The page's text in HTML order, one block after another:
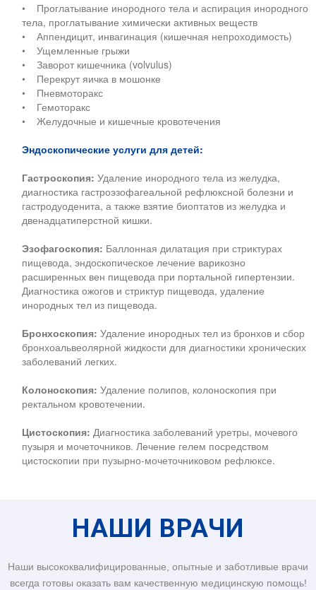
• Проглатывание инородного тела и аспирация инородного
тела, проглатывание химически активных веществ
• Аппендицит, инвагинация (кишечная непроходимость)
• Ущемленные грыжи
• Заворот кишечника (volvulus)
• Перекрут яичка в мошонке
• Пневмоторакс
• Гемоторакс
• Желудочные и кишечные кровотечения
Эндоскопические услуги для детей:
Гастроскопия: Удаление инородного тела из желудка,
диагностика гастроэзофагеальной рефлюксной болезни и
гастродуоденита, а также взятие биоптатов из желудка и
двенадцатиперстной кишки.
Эзофагоскопия: Баллонная дилатация при стриктурах
пищевода, эндоскопическое лечение варикозно
расширенных вен пищевода при портальной гипертензии.
Диагностика ожогов и стриктур пищевода, удаление
инородных тел из пищевода.
Бронхоскопия: Удаление инородных тел из бронхов и сбор
бронхоальвеолярной жидкости для диагностики хронических
заболеваний легких.
Колоноскопия: Удаление полипов, колоноскопия при
ректальном кровотечении.
Цистоскопия: Диагностика заболеваний уретры, мочевого
пузыря и мочеточников. Лечение гелем посредством
цистоскопии при пузырно-мочеточниковом рефлюксе.
НАШИ ВРАЧИ
Наши высококвалифицированные, опытные и заботливые врачи
всегда готовы оказать вам качественную медицинскую помощь!